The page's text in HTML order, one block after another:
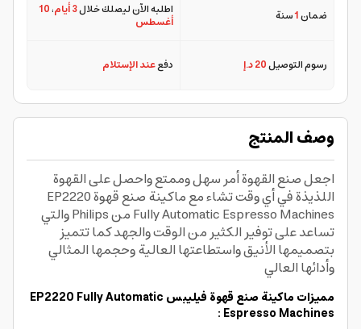
ضمان1سنة اطلبه الآن ليصلك خلال3 أيام ،10
أغسطس
رسوم التوصيل20 د.إ دفععند الإستلام
وصف المنتج
اجعل صنع القهوة أمر سهل وممتع واحصل على القهوة
اللذيذة في أي وقت تشاء مع ماكينة صنع قهوة EP2220
Fully Automatic Espresso Machines من Philips والتي
تساعد على توفير الكثير من الوقت والجهد كما تتميز
بتصميمها الأنيق واستطاعتها العالية وحجمها المثالي
وأدائها العالي
مميزات ماكينة صنع قهوة فيليبس EP2220 Fully Automatic
Espresso Machines :